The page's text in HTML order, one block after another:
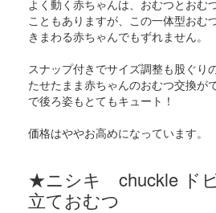
よく動く赤ちゃんは、おむつとおむ
こともありますが、この一体型おむ
きまわる赤ちゃんでもずれません。
スナップ付きでサイズ調整も股ぐり
たせたまま赤ちゃんのおむつ交換が
で後ろ姿もとてもキュート！
価格はややお高めになっています。
★ニシキ chuckle ド
立ておむつ